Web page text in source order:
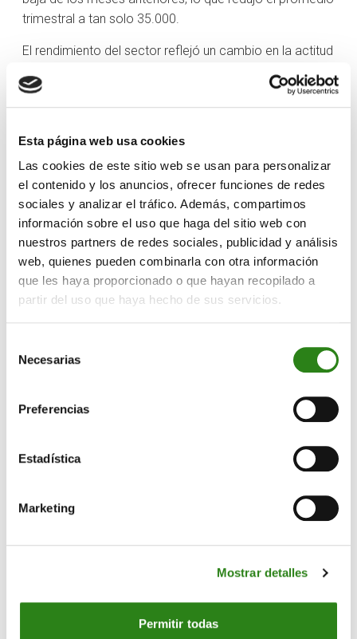
Esta página web usa cookies
Las cookies de este sitio web se usan para personalizar
el contenido y los anuncios, ofrecer funciones de redes
sociales y analizar el tráfico. Además, compartimos
información sobre el uso que haga del sitio web con
nuestros partners de redes sociales, publicidad y análisis
web, quienes pueden combinarla con otra información
que les haya proporcionado o que hayan recopilado a
partir del uso que haya hecho de sus servicios.
Necesarias
Preferencias
Estadística
Marketing
Mostrar detalles
Permitir todas
trimestral a tan solo 35.000.
El rendimiento del sector reflejó un cambio en la actitud
de los inversores hacia una postura más defensiva.
Esto se ilustró por el hecho de que el sector de
servicios públicos fue el único que logró cerrar al alza,
defensiva de los inversores. Los servicios de
comunicación fueron el único sector neutral, que
terminó sin cambios a pesar del excelente trimestre de
Meta. Los nueve sectores restantes terminaron en
números rojos: materiales, consumo discrecional, un
4,5%; salud, un 3,9%; finanzas, un 3,8%; industria, un 3,4%;
y bienes raíces, un 3,5%. Incluso el sector de bienes de
consumo básico, típicamente resiliente, cerró con una
baja del 1,1 %. Las acciones energéticas perdieron un
información cayeron un 1,4 %, afectadas en parte por
Semiconductores de Filadelfia, ya que los
lastraron la confianza.